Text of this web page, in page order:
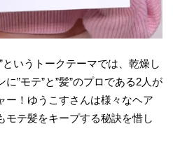
いうトークテーマでは、乾燥し
”モテ”と”髪”のプロである2人が
ー！ゆうこすさんは様々なヘア
モテ髪をキープする秘訣を惜し